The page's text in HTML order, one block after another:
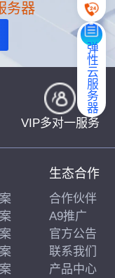
弹性云服务器
务器
VIP多对一服务
生态合作
合作伙伴
A9推广
官方公告
联系我们
产品中心